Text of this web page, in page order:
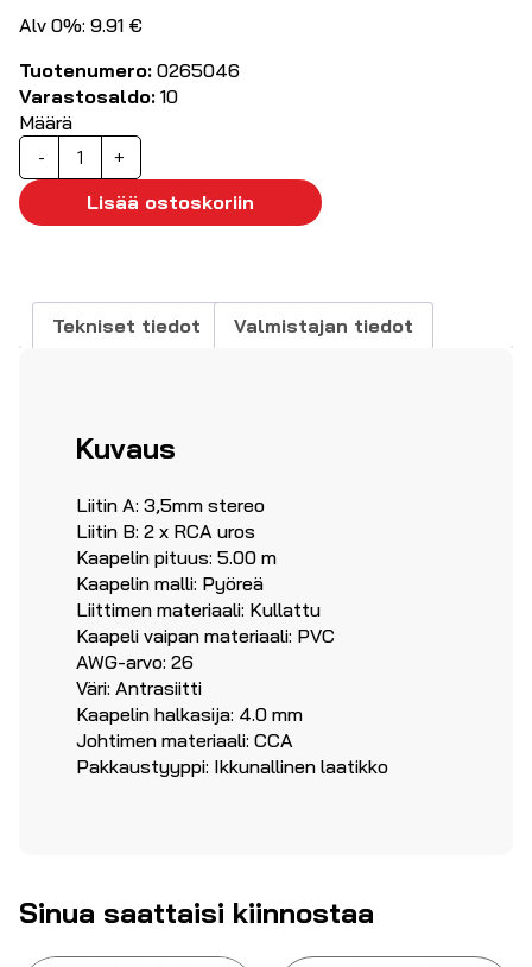
Alv 0%: 9.91 €
Tuotenumero: 0265046
Varastosaldo: 10
Määrä
-
Stereokaapeli
3,5mm
2xRCA
+
Lisää ostoskoriin
Tekniset tiedot Valmistajan tiedot
Kuvaus
Liitin A: 3,5mm stereo
Liitin B: 2 x RCA uros
Kaapelin pituus: 5.00 m
Kaapelin malli: Pyöreä
Liittimen materiaali: Kullattu
Kaapeli vaipan materiaali: PVC
AWG-arvo: 26
Väri: Antrasiitti
Kaapelin halkasija: 4.0 mm
Johtimen materiaali: CCA
Pakkaustyyppi: Ikkunallinen laatikko
Sinua saattaisi kiinnostaa